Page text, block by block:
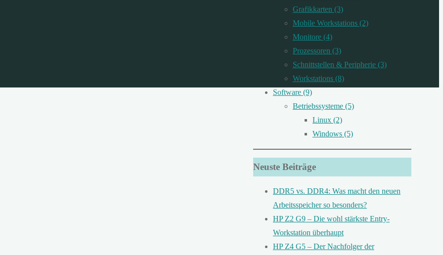
Grafikkarten (3)
Mobile Workstations (2)
Monitore (4)
Prozessoren (3)
Schnittstellen & Peripherie (3)
Workstations (8)
Software (9)
Betriebssysteme (5)
Linux (2)
Windows (5)
Neuste Beiträge
DDR5 vs. DDR4: Was macht den neuen
Arbeitsspeicher so besonders?
HP Z2 G9 – Die wohl stärkste Entry-
Workstation überhaupt
HP Z4 G5 – Der Nachfolger der